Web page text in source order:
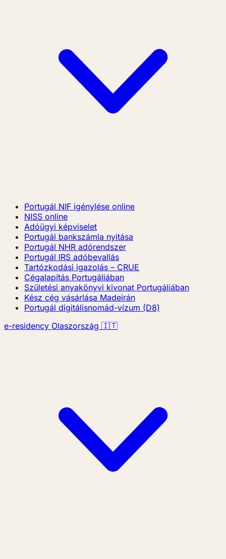
Portugál NIF igénylése online
NISS online
Adóügyi képviselet
Portugál bankszámla nyitása
Portugál NHR adórendszer
Portugál IRS adóbevallás
Tartózkodási igazolás – CRUE
Cégalapítás Portugáliában
Születési anyakönyvi kivonat Portugáliában
Kész cég vásárlása Madeirán
Portugál digitálisnomád-vízum (D8)
e-residency Olaszország 🇮🇹